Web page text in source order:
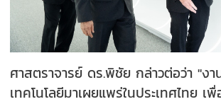
ศาสตราจารย์ ดร.พิชัย กล่าวต่อว่า "งา
เทคโนโลยีมาเผยแพร่ในประเทศไทย เ